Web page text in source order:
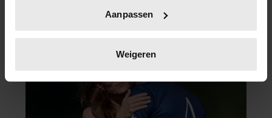
scannen op specifieke eigenschappen (fingerprinting)
verwerkt en stel uw voorkeuren in het
intrekken in de Cookieverklaring.
We gebruiken cookies om content en advertenties te
Aanpassen
Weigeren